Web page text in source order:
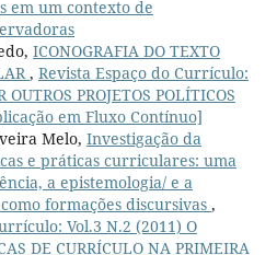
em um contexto de
ICONOGRAFIA DO TEXTO
, Revista Espaço do Currículo:
PROJETOS POLÍTICOS
em Fluxo Contínuo]
Melo, Investigação da
e práticas curriculares: uma
a epistemologia/ e a
formações discursivas ,
Vol.3 N.2 (2011) O
DE CURRÍCULO NA PRIMEIRA